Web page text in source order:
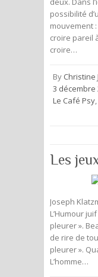
possibilité
mouvement
croire pareil
croire…
By Christine
3 décembre
Le Café Psy,
Les
Joseph
L’Humour
pleurer ».
de rire de
pleurer ».
L’homme…